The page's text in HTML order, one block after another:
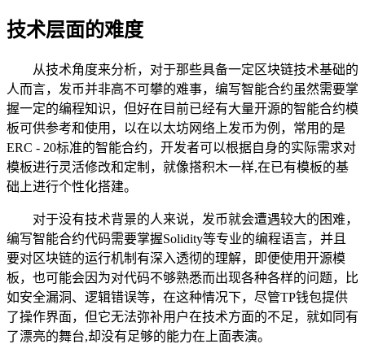
技术层面的难度
从技术角度来分析，对于那些具备一定区块链技术基础的
人而言，发币并非高不可攀的难事，编写智能合约虽然需要掌
握一定的编程知识，但好在目前已经有大量开源的智能合约模
板可供参考和使用，以在以太坊网络上发币为例，常用的是
ERC - 20标准的智能合约，开发者可以根据自身的实际需求对
模板进行灵活修改和定制，就像搭积木一样,在已有模板的基
础上进行个性化搭建。
对于没有技术背景的人来说，发币就会遭遇较大的困难，
编写智能合约代码需要掌握Solidity等专业的编程语言，并且
要对区块链的运行机制有深入透彻的理解，即便使用开源模
板，也可能会因为对代码不够熟悉而出现各种各样的问题，比
如安全漏洞、逻辑错误等，在这种情况下，尽管TP钱包提供
了操作界面，但它无法弥补用户在技术方面的不足，就如同有
了漂亮的舞台,却没有足够的能力在上面表演。